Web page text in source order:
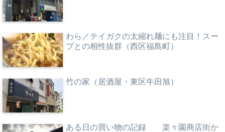
わら／テイガクの太縮れ麺にも注目！スー
プとの相性抜群（西区福島町）
竹の家（居酒屋・東区牛田旭）
ある日の買い物の記録 楽々園商店街か